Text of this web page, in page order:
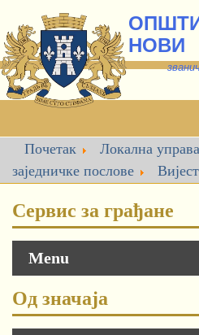
НОВИ
званична
Почетак Локална управа
заједничке послове
Сервис за грађане
Menu
Од значаја